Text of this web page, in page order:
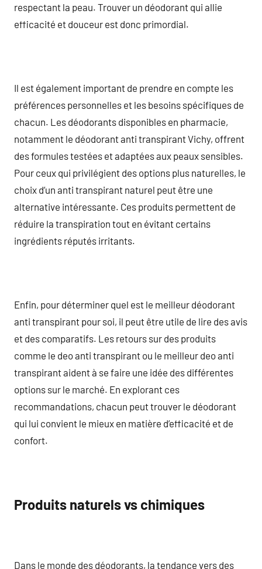
respectant la peau. Trouver un déodorant qui allie
efficacité et douceur est donc primordial.
Il est également important de prendre en compte les
préférences personnelles et les besoins spécifiques de
chacun. Les déodorants disponibles en pharmacie,
notamment le déodorant anti transpirant Vichy, offrent
des formules testées et adaptées aux peaux sensibles.
Pour ceux qui privilégient des options plus naturelles, le
choix d’un anti transpirant naturel peut être une
alternative intéressante. Ces produits permettent de
réduire la transpiration tout en évitant certains
ingrédients réputés irritants.
Enfin, pour déterminer quel est le meilleur déodorant
anti transpirant pour soi, il peut être utile de lire des avis
et des comparatifs. Les retours sur des produits
comme le deo anti transpirant ou le meilleur deo anti
transpirant aident à se faire une idée des différentes
options sur le marché. En explorant ces
recommandations, chacun peut trouver le déodorant
qui lui convient le mieux en matière d’efficacité et de
confort.
Produits naturels vs chimiques
Dans le monde des déodorants, la tendance vers des